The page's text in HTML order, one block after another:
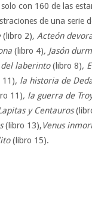
con 160 de las
de una serie
(libro 2), Acteón
(libro 4), Jasón
laberinto(libro 8),
11), la historia de
11), la guerra de
y Centauros
(libro 13),Venus
(libro 15).